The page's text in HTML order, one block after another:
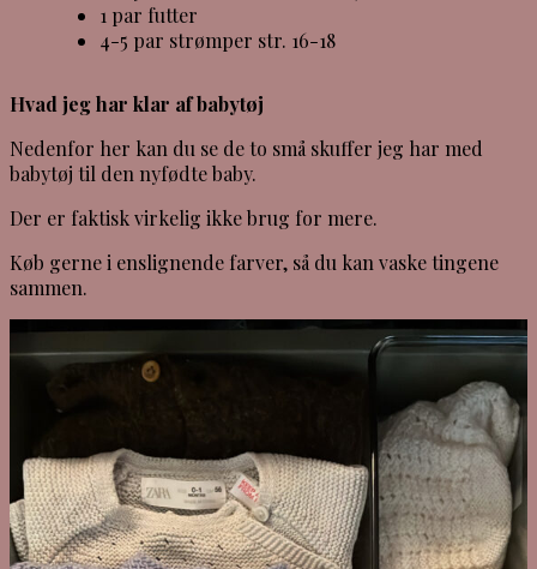
1 par futter
4-5 par strømper str. 16-18
Hvad jeg har klar af babytøj
Nedenfor her kan du se de to små skuffer jeg har med
babytøj til den nyfødte baby.
Der er faktisk virkelig ikke brug for mere.
Køb gerne i enslignende farver, så du kan vaske tingene
sammen.